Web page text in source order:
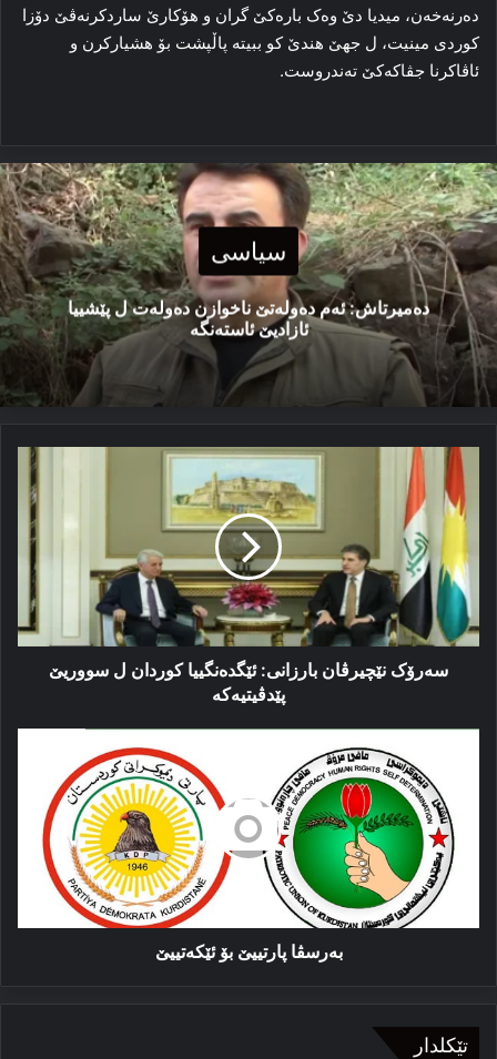
دەرنەخەن، میدیا دێ وەک بارەکێ گران و هۆکارێ ساردکرنەڤێ دۆزا
کوردی مینیت، ل جهێ هندێ کو ببیتە پاڵپشت بۆ هشیارکرن و
ئاڤاکرنا جڤاکەکێ تەندروست.
سیاسی
دەمیرتاش: ئەم دەولەتێ ناخوازن دەولەت ل پێشییا
ئازادیێ ئاستەنگە
سەرۆک
نێچیرڤان
بارزانی:
ئێگدەنگییا
کوردان
ل
سووریێ
پێدڤیتیەکە
سەرۆک نێچیرڤان بارزانی: ئێگدەنگییا کوردان ل سووریێ
پێدڤیتیەکە
بەرسڤا
پارتییێ
ئێکەتییێ
بەرسڤا پارتییێ بۆ ئێکەتییێ
تێکلدار